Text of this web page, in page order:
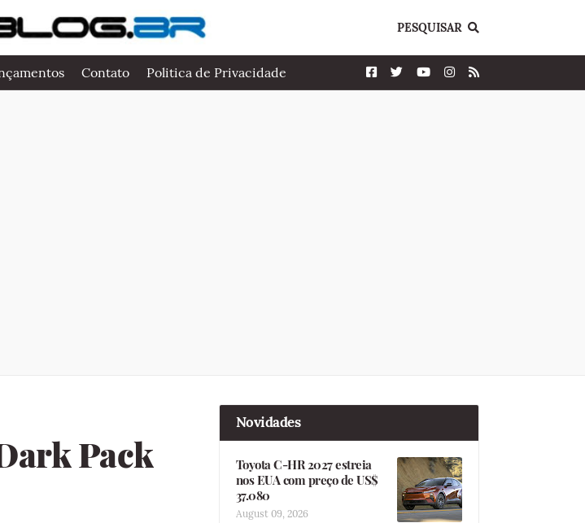
PESQUISAR
Contato Politica de Privacidade
Pack
Novidades
Toyota C-HR 2027 estreia
nos EUA com preço de US$
37.080
August 09, 2026